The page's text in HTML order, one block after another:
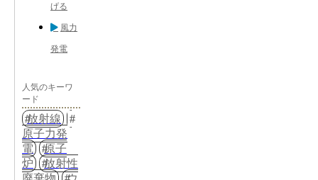
げる
風力
発電
人気のキーワ
ード
放射線
原子力発
電
原子
炉
放射性